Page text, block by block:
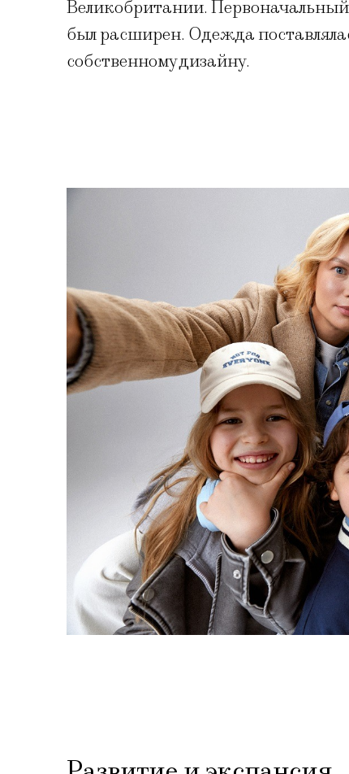
Великобритании. Первоначальный
был расширен. Одежда
собственному дизайну.